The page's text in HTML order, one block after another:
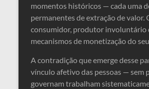
momentos históricos — cada uma
permanentes de extração de
consumidor, produtor involuntário
mecanismos de monetização do
A contradição que emerge desse
vínculo afetivo das pessoas — sem
governam trabalham